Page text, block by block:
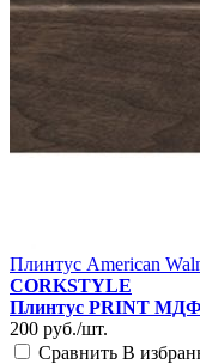
Плинтус American
CORKSTYLE
Плинтус PRINT
200 руб./шт.
Сравнить В